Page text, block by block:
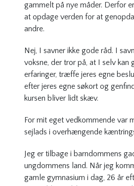
gammelt på nye måder. Derfor
at opdage verden for at
andre.
Nej, I savner ikke gode råd. I
voksne, der tror på, at I selv kan
erfaringer, træffe jeres egne
efter jeres egne søkort og
kursen bliver lidt skæv.
For mit eget vedkommende var
sejlads i overhængende
Jeg er tilbage i barndommens
ungdommens land. Når jeg
gamle gymnasium i dag, 26 år